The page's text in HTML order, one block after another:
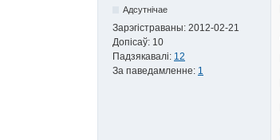
Адсутнічае
Зарэгістраваны: 2012-02-21
Допісаў: 10
Падзякавалі: 12
За паведамленне: 1